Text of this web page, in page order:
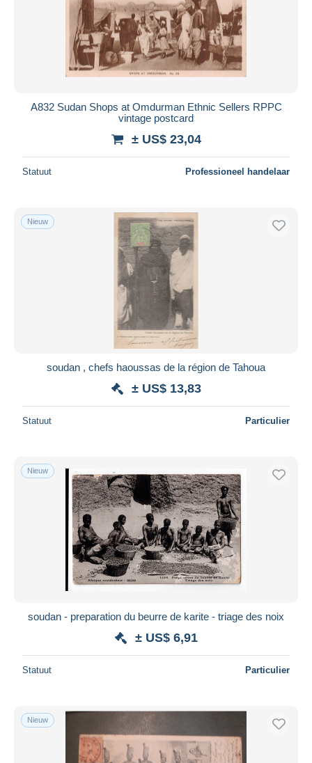
Toepassen
A832 Sudan Shops at Omdurman Ethnic Sellers RPPC
vintage postcard
± US$ 23,04
Statuut Professioneel handelaar
Nieuw
soudan , chefs haoussas de la région de Tahoua
± US$ 13,83
Statuut Particulier
Nieuw
soudan - preparation du beurre de karite - triage des noix
± US$ 6,91
Statuut Particulier
Nieuw